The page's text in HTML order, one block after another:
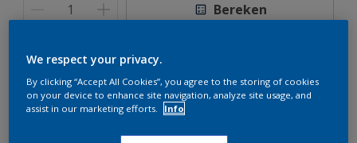
Bereken
Op dit moment is het niet mogelijk dit product online
te bestellen. Houd de website in de gaten, we werken
er hard aan om de voorraad aan te vullen.
We respect your privacy.
By clicking “Accept All Cookies”, you agree to the storing of cookies
on your device to enhance site navigation, analyze site usage, and
assist in our marketing efforts.
Info